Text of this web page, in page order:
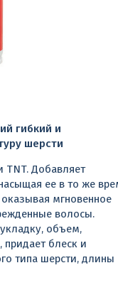
гибкий и
шерсти
TNT. Добавляет
ее в то же
мгновенное
волосы.
объем,
придает блеск и
типа шерсти, длины